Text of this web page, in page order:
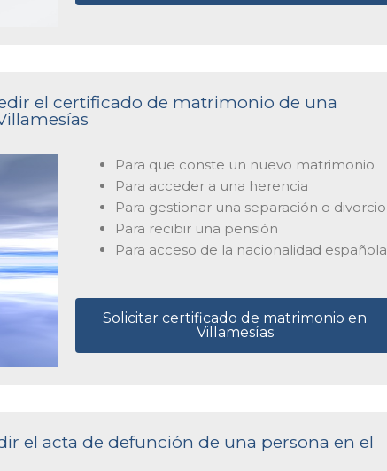
el certificado de matrimonio de una
Para que conste un nuevo matrimonio
Para acceder a una herencia
Para gestionar una separación o divorcio
Para recibir una pensión
Para acceso de la nacionalidad española
Solicitar certificado de matrimonio en
Villamesías
el acta de defunción de una persona en el